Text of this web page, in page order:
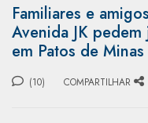
Familiares e
Avenida JK
em Patos de Minas
(10) COMPARTILHAR